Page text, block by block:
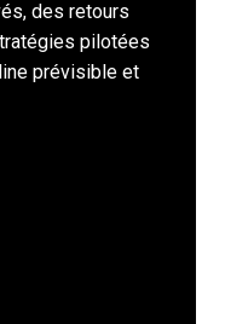
des retours
pilotées
prévisible et